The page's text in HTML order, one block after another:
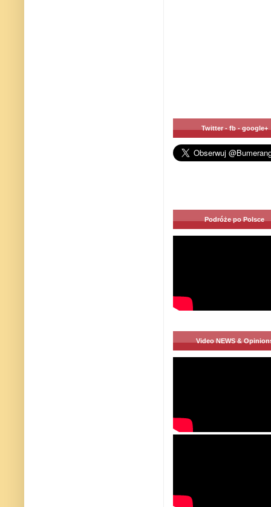
Twitter - fb - google+
Podróże po Polsce
Video NEWS &